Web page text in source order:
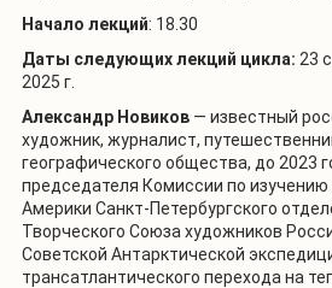
Начало лекций: 18.30
Даты следующих лекций цикла: 23
2025 г.
Александр Новиков — известный
художник, журналист,
географического общества, до 2023
председателя Комиссии по
Америки Санкт-Петербургского
Творческого Союза художников
Советской Антарктической
трансатлантического перехода на